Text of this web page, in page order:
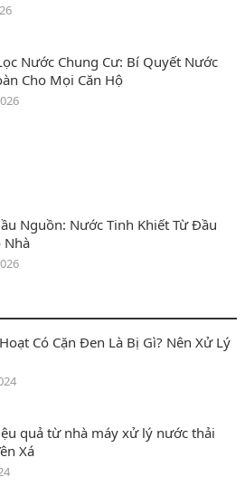
Nước Chung Cư: Bí Quyết Nước
Cho Mọi Căn Hộ
Nguồn: Nước Tinh Khiết Từ Đầu
Nhà
Có Cặn Đen Là Bị Gì? Nên Xử Lý
quả từ nhà máy xử lý nước thải
Xá